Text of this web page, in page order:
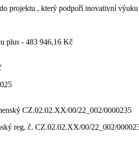
projektu , který podpoří inovativní
plus - 483 946,16 Kč
reg. č. CZ.02.02.XX/00/22_002/